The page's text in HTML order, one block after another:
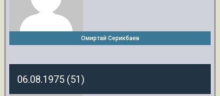
Омиртай Серикбаев
06.08.1975 (51)